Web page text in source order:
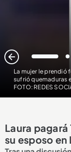
La mujer le prendió
sufrió quemaduras
FOTO: REDES
1 2
Laura pagará
su esposo en